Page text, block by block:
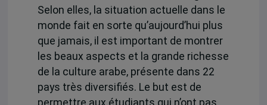
Selon elles, la situation actuelle dans le
monde fait en sorte qu’aujourd’hui plus
que jamais, il est important de montrer
les beaux aspects et la grande richesse
de la culture arabe, présente dans 22
pays très diversifiés. Le but est de
permettre aux étudiants qui n’ont pas